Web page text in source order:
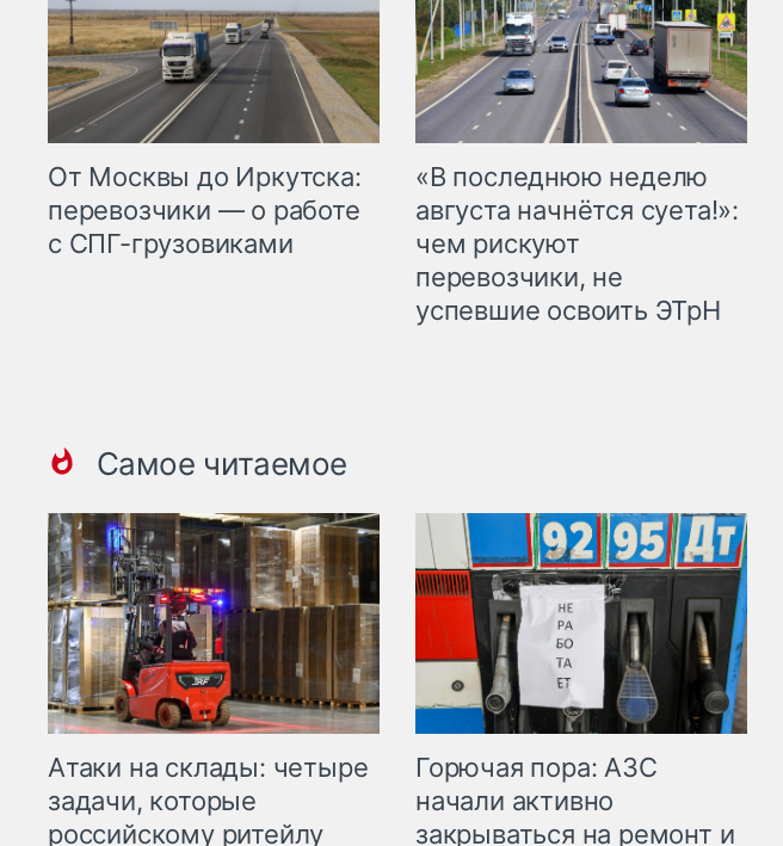
От Москвы до Иркутска:
перевозчики — о работе
с СПГ-грузовиками
«В последнюю неделю
августа начнётся суета!»:
чем рискуют
перевозчики, не
успевшие освоить ЭТрН
Самое читаемое
Атаки на склады: четыре
задачи, которые
российскому ритейлу
Горючая пора: АЗС
начали активно
закрываться на ремонт и